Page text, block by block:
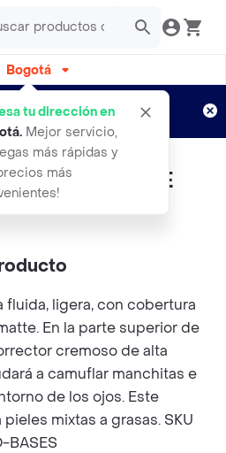
Bogotá
tu dirección en
. Mejor servicio,
más rápidas y
más
por semanas
Aplican TyC
2 En 1 FEBBLE
fluida, ligera, con cobertura
En la parte superior de
cremoso de alta
a camuflar manchitas e
de los ojos. Este
mixtas a grasas. SKU
BASES